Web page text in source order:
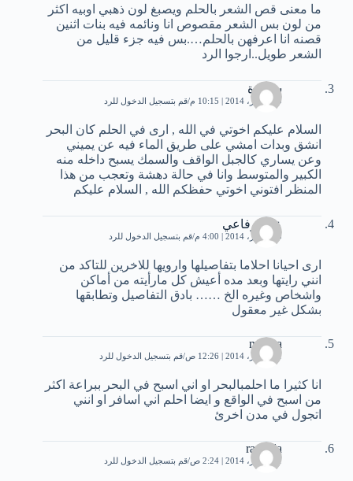
ما معنى قص الشعر بالحلم ويصبغ لون ذهبي اوبيه اكثر
من لون بس الشعر مقصوص انا ونائمه فيه بنات اثنين
قصنه انا اعرفهن بالحلم….بس فيه جزء قليل من
الشعر طويل..ارجوا الرد
سميرة
29 أكتوبر، 2014 | 10:15 م قم بتسجيل الدخول للرد
السلام عليكم اخوتي في الله , ارى في الحلم كان البحر
انشق وبدات امشي على طريق الماء فيه عن يميني
وعن يساري كالجبل الواقف والسمك يسبح داخله منه
الكبير والمتوسط وانا في حالة دهشة وتعجب من هذا
المنظر افتوني اخوتي حفظكم الله , السلام عليكم
عمر رفاعي
30 أكتوبر، 2014 | 4:00 م قم بتسجيل الدخول للرد
ارى احيانا احلاما بتفاصيلها وارويها للاخرين للتاكد من
انني رايتها وبعد مده أعيش كل مارأيته من أماكن
واشخاص وغيره الخ …… بادق التفاصيل وتطابقها
بشكل غير معقول
najoua
31 أكتوبر، 2014 | 12:26 ص قم بتسجيل الدخول للرد
انا كثيرا ما احلمبالبحر او اني اسبح في البحر ببراعة اكثر
من اسبح في الواقع و ايضا احلم اني اسافر او انني
اتجول في مدن اخرئ
rachida
31 أكتوبر، 2014 | 2:24 ص قم بتسجيل الدخول للرد